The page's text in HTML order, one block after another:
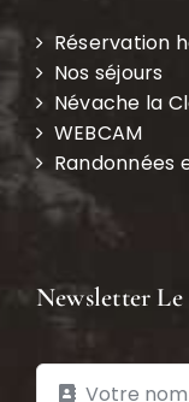
Réservation
Nos séjours
Névache la
WEBCAM
Randonnées
Newsletter Le